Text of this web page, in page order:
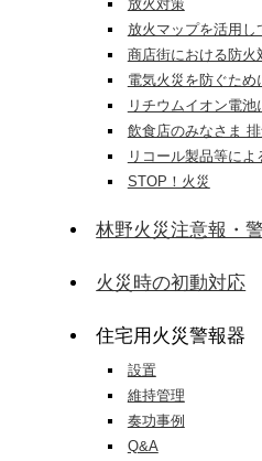
放火対策
放火マップを活用し
商店街における防火
電気火災を防ぐため
リチウムイオン電池
飲食店のみなさま
リコール製品等によ
STOP！火災
林野火災注意報・
火災時の初動対応
住宅用火災警報器
設置
維持管理
奏功事例
Q&A